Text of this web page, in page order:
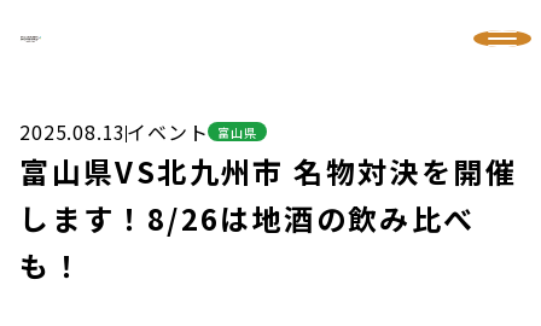
富山県VS北九州市 名物対決を開催
します！8/26は地酒の飲み比べ
も！
2025.08.13イベント 富山県